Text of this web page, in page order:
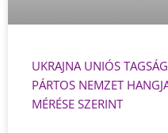
UKRAJNA UNIÓS
PÁRTOS NEMZET
MÉRÉSE SZERINT